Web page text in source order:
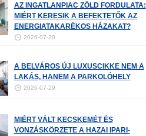
AZ INGATLANPIAC ZÖLD FORDULATA:
MIÉRT KERESIK A BEFEKTETŐK AZ
ENERGIATAKARÉKOS HÁZAKAT?
2026-07-30
A BELVÁROS ÚJ LUXUSCIKKE NEM A
LAKÁS, HANEM A PARKOLÓHELY
2026-07-29
MIÉRT VÁLT KECSKEMÉT ÉS
VONZÁSKÖRZETE A HAZAI IPARI-